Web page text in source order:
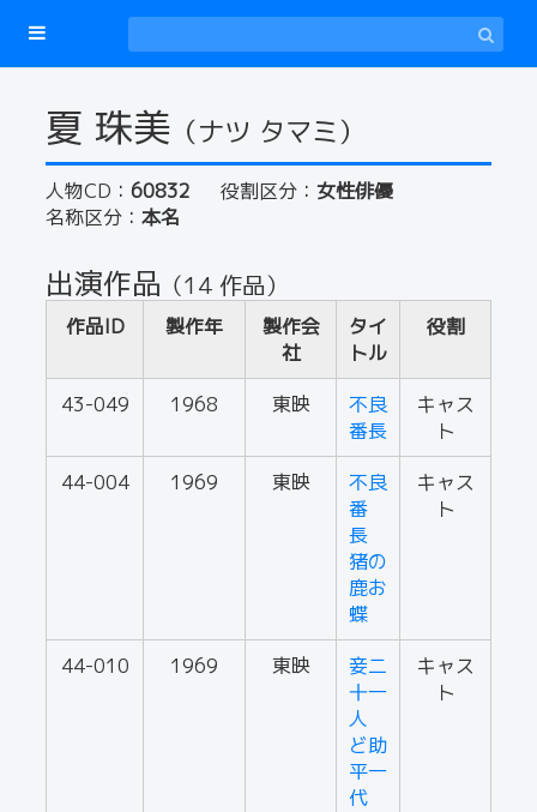
夏 珠美 （ナツ タマミ）
人物CD： 60832 役割区分： 女性俳優
名称区分： 本名
出演作品 （14 作品）
作品ID 製作年
製作会
社
タイ
トル
役割
43-049 1968 東映
不良
番長
キャス
ト
44-004
1969 東映
不良
番
長
猪の
鹿お
蝶
キャス
ト
44-010 1969 東映
妾二
十一
人
ど助
平一
代
キャス
ト